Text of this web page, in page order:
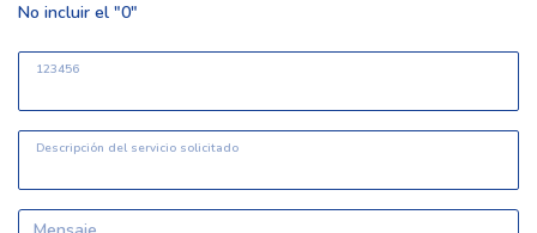
No incluir el "0"
123456
Descripción del servicio solicitado